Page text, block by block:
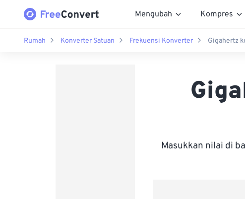
Mengubah Kompres
Rumah Konverter Satuan Frekuensi Konverter Gigahertz
Masukkan nilai di